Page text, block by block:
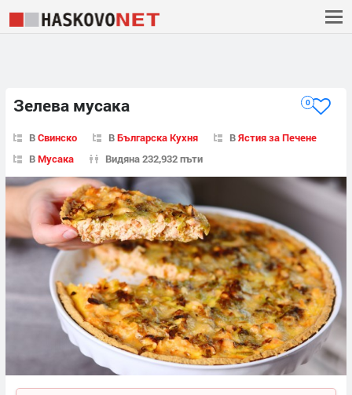
Зелева мусака 0
ВСвинско ВБългарска Кухня ВЯстия за Печене
ВМусака Видяна 232,932 пъти